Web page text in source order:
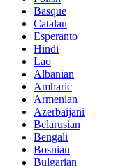
Basque
Catalan
Esperanto
Hindi
Lao
Albanian
Amharic
Armenian
Azerbaijani
Belarusian
Bengali
Bosnian
Bulgarian